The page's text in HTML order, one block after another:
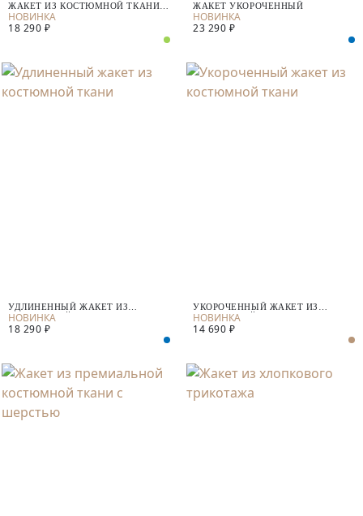
ЖАКЕТ ИЗ КОСТЮМНОЙ ТКАНИ С
ВОРОТНИКОМ ШАЛЬКА
18 290 ₽
ЖАКЕТ УКОРОЧЕННЫЙ
23 290 ₽
УДЛИНЕННЫЙ ЖАКЕТ ИЗ
КОСТЮМНОЙ ТКАНИ
18 290 ₽
УКОРОЧЕННЫЙ ЖАКЕТ ИЗ
КОСТЮМНОЙ ТКАНИ
14 690 ₽